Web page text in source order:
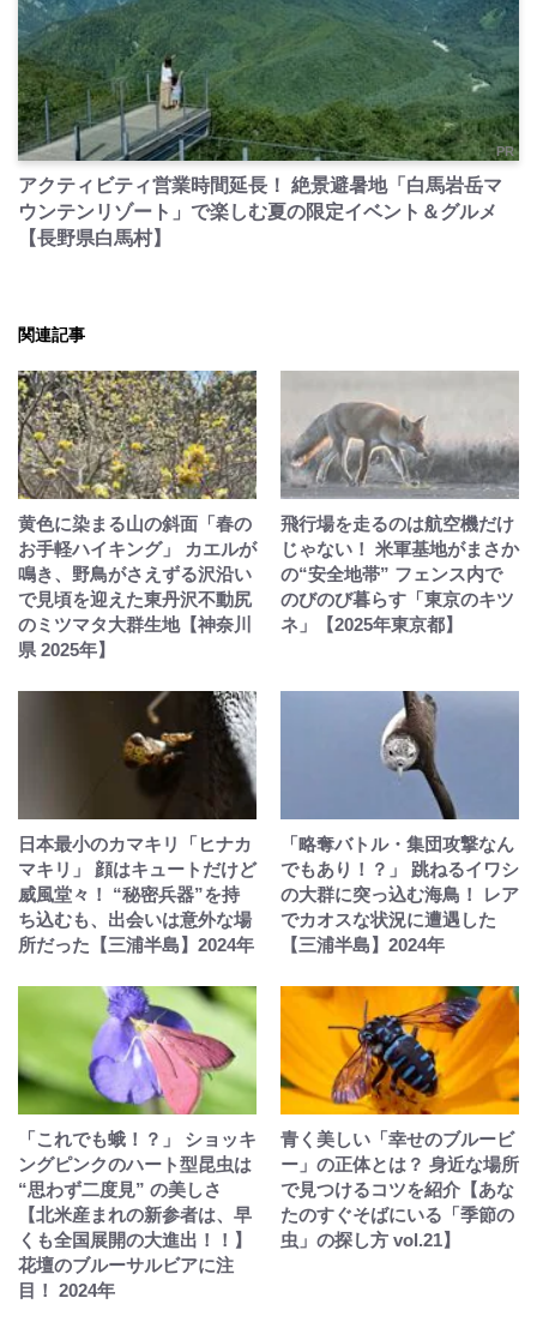
PR
アクティビティ営業時間延長！ 絶景避暑地「白馬岩岳マ
ウンテンリゾート」で楽しむ夏の限定イベント＆グルメ
【長野県白馬村】
関連記事
黄色に染まる山の斜面「春の
お手軽ハイキング」 カエルが
鳴き、野鳥がさえずる沢沿い
で見頃を迎えた東丹沢不動尻
のミツマタ大群生地【神奈川
県 2025年】
飛行場を走るのは航空機だけ
じゃない！ 米軍基地がまさか
の“安全地帯” フェンス内で
のびのび暮らす「東京のキツ
ネ」【2025年東京都】
日本最小のカマキリ「ヒナカ
マキリ」 顔はキュートだけど
威風堂々！ “秘密兵器”を持
ち込むも、出会いは意外な場
所だった【三浦半島】2024年
「略奪バトル・集団攻撃なん
でもあり！？」 跳ねるイワシ
の大群に突っ込む海鳥！ レア
でカオスな状況に遭遇した
【三浦半島】2024年
「これでも蛾！？」 ショッキ
ングピンクのハート型昆虫は
“思わず二度見” の美しさ
【北米産まれの新参者は、早
くも全国展開の大進出！！】
花壇のブルーサルビアに注
目！ 2024年
青く美しい「幸せのブルービ
ー」の正体とは？ 身近な場所
で見つけるコツを紹介【あな
たのすぐそばにいる「季節の
虫」の探し方 vol.21】